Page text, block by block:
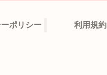
ポリシー 利用規約